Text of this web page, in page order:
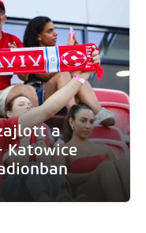
a
Katowice